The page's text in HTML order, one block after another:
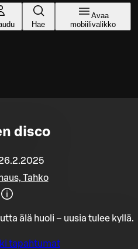
Hae
Avaa
mobiilivalikko
disco
Tahko
älä huoli – uusia tulee kyllä.
tapahtumat